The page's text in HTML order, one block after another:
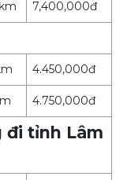
7,400,000đ
4.450,000đ
4.750,000đ
đi tỉnh Lâm